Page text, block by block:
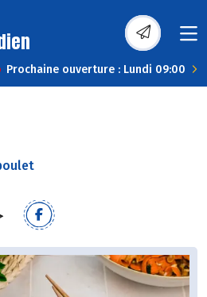
Prochaine ouverture : Lundi 09:00